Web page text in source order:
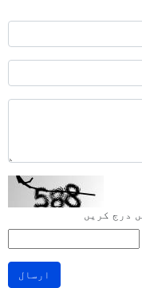
درج کریں
ارسال